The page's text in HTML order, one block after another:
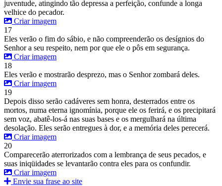
juventude, atingindo tão depressa a perfeição, confunde a longa
velhice do pecador.
Criar imagem
17
Eles verão o fim do sábio, e não compreenderão os desígnios do
Senhor a seu respeito, nem por que ele o pôs em segurança.
Criar imagem
18
Eles verão e mostrarão desprezo, mas o Senhor zombará deles.
Criar imagem
19
Depois disso serão cadáveres sem honra, desterrados entre os
mortos, numa eterna ignomínia, porque ele os ferirá, e os precipitará
sem voz, abatê-los-á nas suas bases e os mergulhará na última
desolação. Eles serão entregues à dor, e a memória deles perecerá.
Criar imagem
20
Comparecerão aterrorizados com a lembrança de seus pecados, e
suas iniqüidades se levantarão contra eles para os confundir.
Criar imagem
Envie sua frase ao site